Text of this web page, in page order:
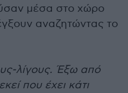
μέσα στο χώρο
αναζητώντας το
λίγους. Έξω από
που έχει κάτι